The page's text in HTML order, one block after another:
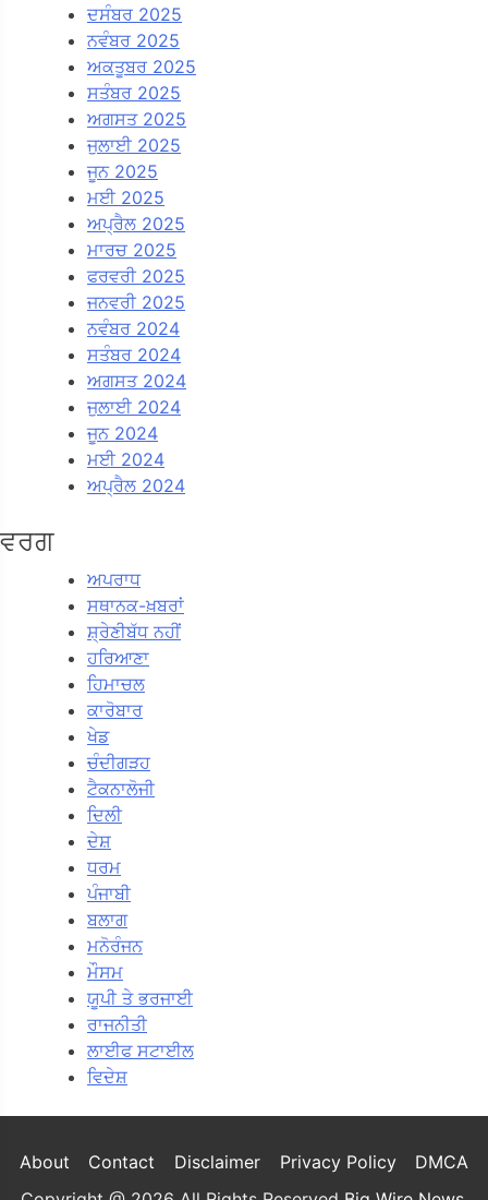
ਦਸੰਬਰ 2025
ਨਵੰਬਰ 2025
ਅਕਤੂਬਰ 2025
ਸਤੰਬਰ 2025
ਅਗਸਤ 2025
ਜੁਲਾਈ 2025
ਜੂਨ 2025
ਮਈ 2025
ਅਪ੍ਰੈਲ 2025
ਮਾਰਚ 2025
ਫਰਵਰੀ 2025
ਜਨਵਰੀ 2025
ਨਵੰਬਰ 2024
ਸਤੰਬਰ 2024
ਅਗਸਤ 2024
ਜੁਲਾਈ 2024
ਜੂਨ 2024
ਮਈ 2024
ਅਪ੍ਰੈਲ 2024
ਵਰਗ
ਅਪਰਾਧ
ਸਥਾਨਕ-ਖ਼ਬਰਾਂ
ਸ਼੍ਰੇਣੀਬੱਧ ਨਹੀਂ
ਹਰਿਆਣਾ
ਹਿਮਾਚਲ
ਕਾਰੋਬਾਰ
ਖੇਡ
ਚੰਦੀਗੜਹ
ਟੈਕਨਾਲੋਜੀ
ਦਿਲੀ
ਦੇਸ਼
ਧਰਮ
ਪੰਜਾਬੀ
ਬਲਾਗ
ਮਨੋਰੰਜਨ
ਮੌਸਮ
ਯੂਪੀ ਤੇ ਭਰਜਾਈ
ਰਾਜਨੀਤੀ
ਲਾਈਫ ਸਟਾਈਲ
ਵਿਦੇਸ਼
About Contact Disclaimer Privacy Policy
DMCA